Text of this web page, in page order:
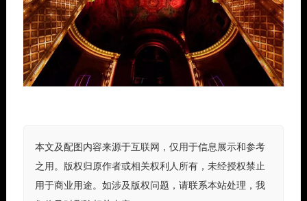
本文及配图内容来源于互联网，仅用于信息展示和参考
之用。版权归原作者或相关权利人所有，未经授权禁止
用于商业用途。如涉及版权问题，请联系本站处理，我